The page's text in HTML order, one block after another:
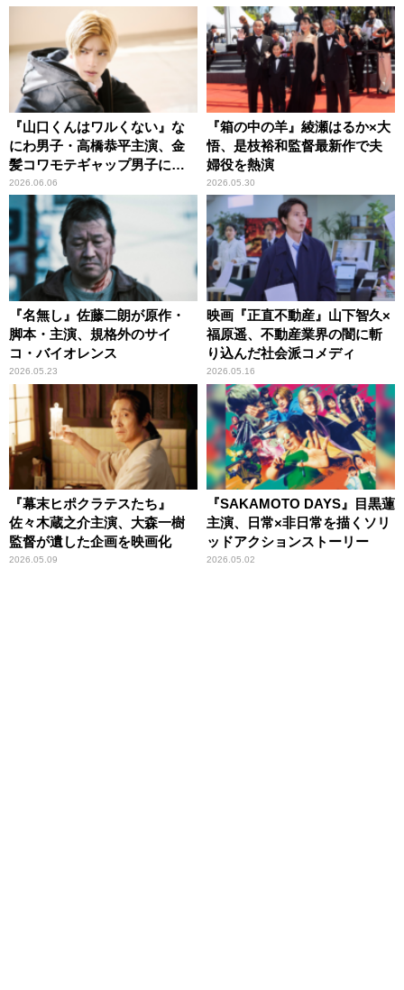
『山口くんはワルくない』な
にわ男子・高橋恭平主演、金
髪コワモテギャップ男子に沼
る人が続出！
2026.06.06
『箱の中の羊』綾瀬はるか×大
悟、是枝裕和監督最新作で夫
婦役を熱演
2026.05.30
『名無し』佐藤二朗が原作・
脚本・主演、規格外のサイ
コ・バイオレンス
2026.05.23
映画『正直不動産』山下智久×
福原遥、不動産業界の闇に斬
り込んだ社会派コメディ
2026.05.16
『幕末ヒポクラテスたち』
佐々木蔵之介主演、大森一樹
監督が遺した企画を映画化
2026.05.09
『SAKAMOTO DAYS』目黒蓮
主演、日常×非日常を描くソリ
ッドアクションストーリー
2026.05.02